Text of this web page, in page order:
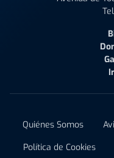
Quiénes Somos
Política de Cookies